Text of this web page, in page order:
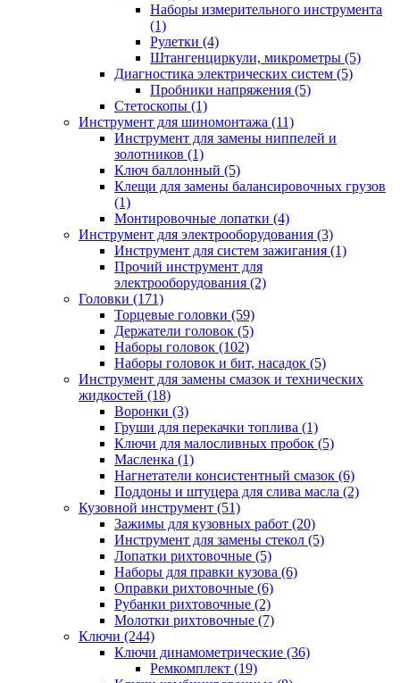
Наборы измерительного инструмента
(1)
Рулетки (4)
Штангенциркули, микрометры (5)
Диагностика электрических систем (5)
Пробники напряжения (5)
Стетоскопы (1)
Инструмент для шиномонтажа (11)
Инструмент для замены ниппелей и
золотников (1)
Ключ баллонный (5)
Клещи для замены балансировочных грузов
(1)
Монтировочные лопатки (4)
Инструмент для электрооборудования (3)
Инструмент для систем зажигания (1)
Прочий инструмент для
электрооборудования (2)
Головки (171)
Торцевые головки (59)
Держатели головок (5)
Наборы головок (102)
Наборы головок и бит, насадок (5)
Инструмент для замены смазок и технических
жидкостей (18)
Воронки (3)
Груши для перекачки топлива (1)
Ключи для малосливных пробок (5)
Масленка (1)
Нагнетатели консистентный смазок (6)
Поддоны и штуцера для слива масла (2)
Кузовной инструмент (51)
Зажимы для кузовных работ (20)
Инструмент для замены стекол (5)
Лопатки рихтовочные (5)
Наборы для правки кузова (6)
Оправки рихтовочные (6)
Рубанки рихтовочные (2)
Молотки рихтовочные (7)
Ключи (244)
Ключи динамометрические (36)
Ремкомплект (19)